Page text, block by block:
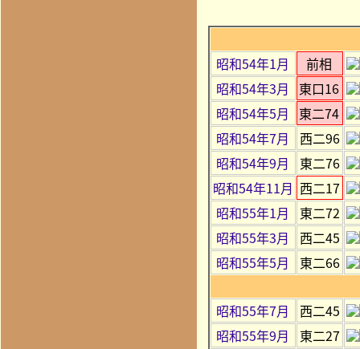
昭和54年1月
前相
昭和54年3月
東口16
昭和54年5月
東二74
昭和54年7月
西二96
昭和54年9月
東二76
昭和54年11月 西二17
昭和55年1月
東二72
昭和55年3月
西二45
昭和55年5月
東二66
昭和55年7月
西二45
昭和55年9月
東二27